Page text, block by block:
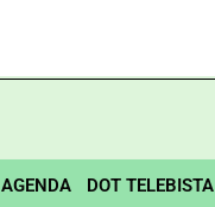
AGENDA DOT TELEBISTA